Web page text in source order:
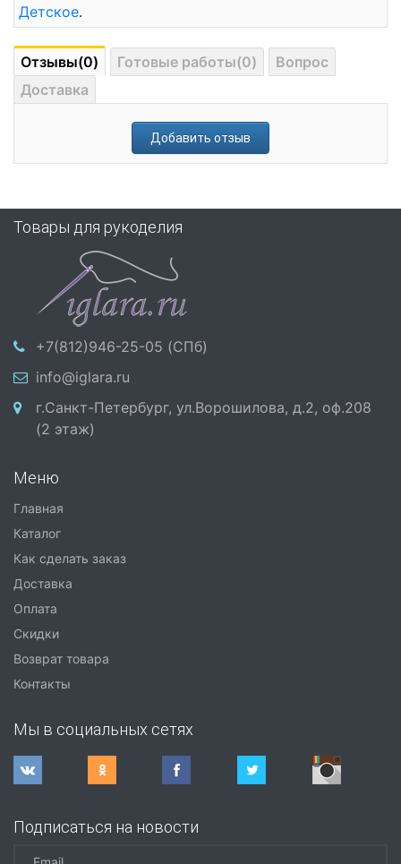
Детское.
Отзывы(0) Готовые работы(0)
Вопрос
Доставка
Добавить отзыв
Товары для рукоделия
+7(812)946-25-05 (СПб)
info@iglara.ru
г.Санкт-Петербург, ул.Ворошилова, д.2, оф.208
(2 этаж)
Меню
Главная
Каталог
Как сделать заказ
Доставка
Оплата
Скидки
Возврат товара
Контакты
Мы в социальных сетях
Подписаться на новости